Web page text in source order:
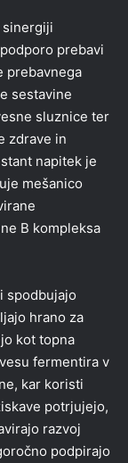
sinergiji
prebavi
prebavnega
sestavine
sluznice ter
zdrave in
napitek je
mešanico
B kompleksa
spodbujajo
hrano za
kot topna
fermentira v
kar koristi
potrjujejo,
razvoj
podpirajo